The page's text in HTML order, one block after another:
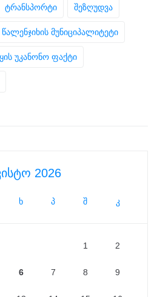
ტრანსპორტი შეზღუდვა
წალენჯიხის მუნიციპალიტეტი
უკანონო ფაქტი
2026
ხ პ შ კ
1 2
6 7 8 9